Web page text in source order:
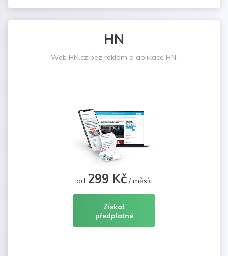
HN
Web HN.cz bez reklam a aplikace HN.
od 299 Kč/ měsíc
Získat
předplatné